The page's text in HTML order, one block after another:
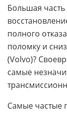
Большая
полного
поломку и
(Volvo)?
самые
Самые частые